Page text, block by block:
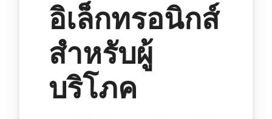
อิเล็กทรอนิกส์
สำหรับผู้
บริโภค